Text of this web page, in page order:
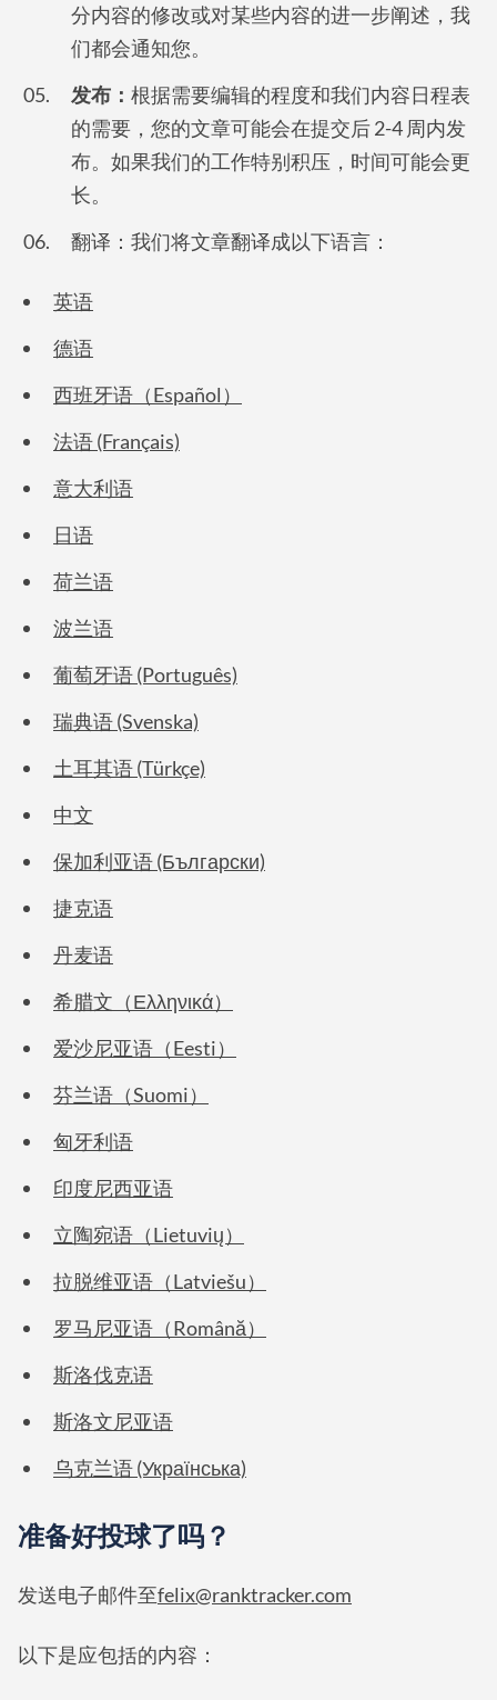
分内容的修改或对某些内容的进一步阐述，我
们都会通知您。
发布： 根据需要编辑的程度和我们内容日程表
的需要，您的文章可能会在提交后 2-4 周内发
布。如果我们的工作特别积压，时间可能会更
长。
翻译：我们将文章翻译成以下语言：
英语
德语
西班牙语（Español）
法语 (Français)
意大利语
日语
荷兰语
波兰语
葡萄牙语 (Português)
瑞典语 (Svenska)
土耳其语 (Türkçe)
中文
保加利亚语 (Български)
捷克语
丹麦语
希腊文（Ελληνικά）
爱沙尼亚语（Eesti）
芬兰语（Suomi）
匈牙利语
印度尼西亚语
立陶宛语（Lietuvių）
拉脱维亚语（Latviešu）
罗马尼亚语（Română）
斯洛伐克语
斯洛文尼亚语
乌克兰语 (Українська)
准备好投球了吗？
发送电子邮件至felix@ranktracker.com
以下是应包括的内容：